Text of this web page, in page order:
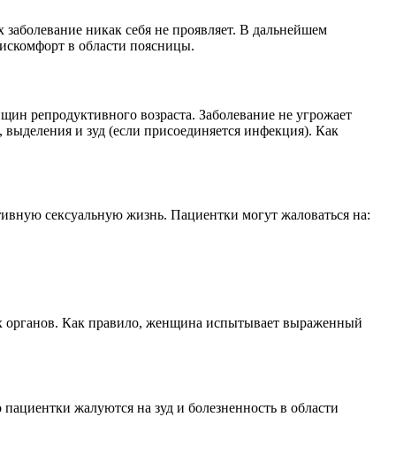
никак себя не проявляет. В дальнейшем
в области поясницы.
репродуктивного возраста. Заболевание не угрожает
и зуд (если присоединяется инфекция). Как
сексуальную жизнь. Пациентки могут жаловаться на:
органов. Как правило, женщина испытывает выраженный
жалуются на зуд и болезненность в области